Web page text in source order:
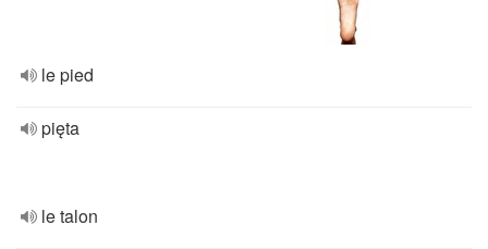
le pied
pięta
le talon